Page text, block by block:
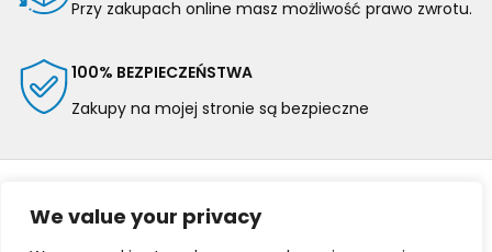
We value your privacy
Przy zakupach online masz możliwość prawo zwrotu.
100% BEZPIECZEŃSTWA
Zakupy na mojej stronie są bezpieczne